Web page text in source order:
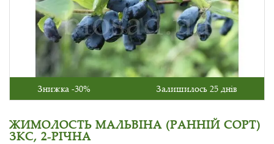
Знижка -30% Залишилось 25 днів
ЖИМОЛОСТЬ МАЛЬВІНА (РАННІЙ СОРТ)
ЗКС, 2-РІЧНА